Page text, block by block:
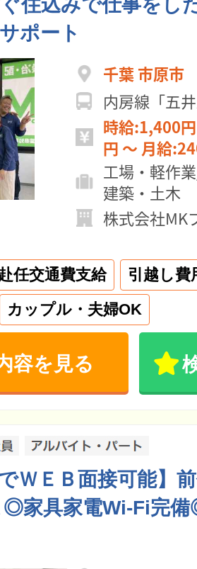
住込みで仕事をし
ポート
千葉 市原市
内房線「五
時給:1,400円 ～ 日給
円 ～ 月
工場・軽作
建築・土木
株式会社MK
任交通費支給
引越し費
カップル・夫婦OK
容を見る
でＷＥＢ面接可能】
◎家具家電Wi-Fi完